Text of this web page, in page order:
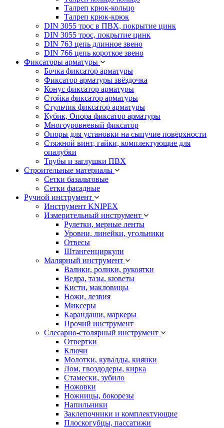
Талреп крюк-кольцо
Талреп крюк-крюк
DIN 3055 трос в ПВХ, покрытие цинк
DIN 3055 трос, покрытие цинк
DIN 763 цепь длинное звено
DIN 766 цепь короткое звено
Фиксаторы арматуры
Бочка фиксатор арматуры
Фиксатор арматуры звёздочка
Конус фиксатор арматуры
Стойка фиксатор арматуры
Стульчик фиксатор арматуры
Кубик, Опора фиксатор арматуры
Многоуровневый фиксатор
Опоры для установки на сыпучие поверхности
Стяжной винт, гайки, комплектующие для
опалубки
Трубы и заглушки ПВХ
Строительные материалы
Сетки базальтовые
Сетки фасадные
Ручной инструмент
Инструмент KNIPEX
Измерительный инструмент
Рулетки, мерные ленты
Уровни, линейки, угольники
Отвесы
Штангенциркули
Малярный инструмент
Валики, ролики, рукоятки
Ведра, тазы, кюветы
Кисти, макловицы
Ножи, лезвия
Миксеры
Карандаши, маркеры
Прочий инструмент
Слесарно-столярный инструмент
Отвертки
Ключи
Молотки, кувалды, киянки
Лом, гвоздодеры, кирка
Стамески, зубило
Ножовки
Ножницы, бокорезы
Напильники
Заклепочники и комплектующие
Плоскогубцы, пассатижи